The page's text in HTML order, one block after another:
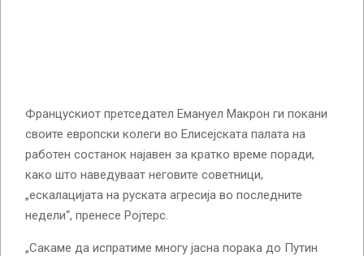
Францускиот претседател Емануел Макрон ги покани
своите европски колеги во Елисејската палата на
работен состанок најавен за кратко време поради,
како што наведуваат неговите советници,
„ескалацијата на руската агресија во последните
недели“, пренесе Ројтерс.
„Сакаме да испратиме многу јасна порака до Путин